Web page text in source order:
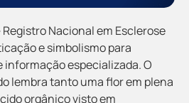
Registro Nacional em Esclerose
e simbolismo para
especializada. O
lembra tanto uma flor em plena
orgânico visto em